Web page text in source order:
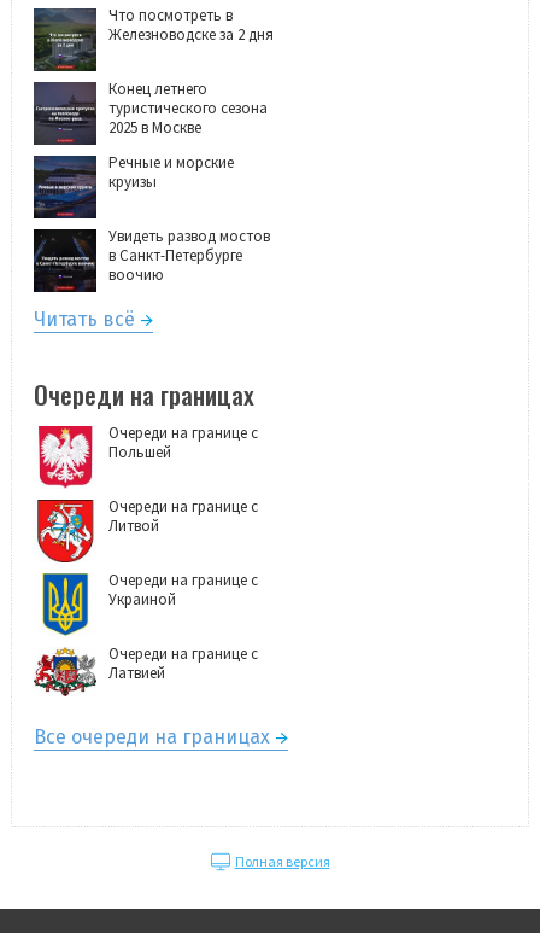
Что посмотреть в
Железноводске за 2 дня
Конец летнего
туристического сезона
2025 в Москве
Речные и морские
круизы
Увидеть развод мостов
в Санкт-Петербурге
воочию
Читать всё
Очереди на границах
Очереди на границе с
Польшей
Очереди на границе с
Литвой
Очереди на границе с
Украиной
Очереди на границе с
Латвией
Все очереди на границах
Полная версия